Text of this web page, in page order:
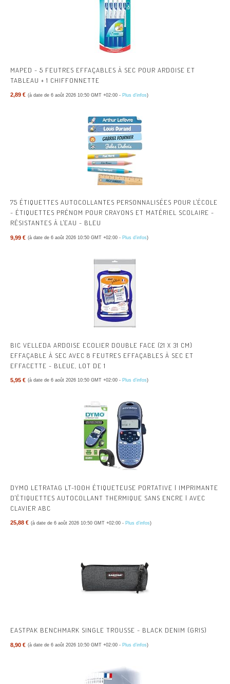
MAPED - 5 FEUTRES EFFAÇABLES À SEC POUR ARDOISE ET
TABLEAU + 1 CHIFFONNETTE
2,89 € (à date de 6 août 2026 10:50 GMT +02:00 - Plus d’infos)
75 ÉTIQUETTES AUTOCOLLANTES PERSONNALISÉES POUR L'ÉCOLE
- ÉTIQUETTES PRÉNOM POUR CRAYONS ET MATÉRIEL SCOLAIRE -
RÉSISTANTES À L'EAU - BLEU
9,99 € (à date de 6 août 2026 10:50 GMT +02:00 - Plus d’infos)
BIC VELLEDA ARDOISE ECOLIER DOUBLE FACE (21 X 31 CM)
EFFAÇABLE À SEC AVEC 8 FEUTRES EFFAÇABLES À SEC ET
EFFACETTE - BLEUE, LOT DE 1
5,95 € (à date de 6 août 2026 10:50 GMT +02:00 - Plus d’infos)
DYMO LETRATAG LT-100H ÉTIQUETEUSE PORTATIVE | IMPRIMANTE
D'ÉTIQUETTES AUTOCOLLANT THERMIQUE SANS ENCRE | AVEC
CLAVIER ABC
25,88 € (à date de 6 août 2026 10:50 GMT +02:00 - Plus d’infos)
EASTPAK BENCHMARK SINGLE TROUSSE - BLACK DENIM (GRIS)
8,90 € (à date de 6 août 2026 10:50 GMT +02:00 - Plus d’infos)